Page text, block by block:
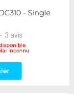
- Single
- 3 avis
inconnu